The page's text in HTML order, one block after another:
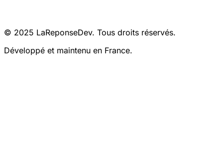
© 2025 LaReponseDev. Tous droits réservés.
Développé et maintenu en France.